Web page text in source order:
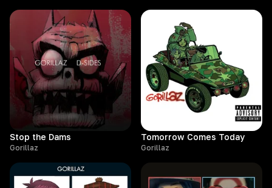
Stop the Dams
Gorillaz
Tomorrow Comes Today
Gorillaz